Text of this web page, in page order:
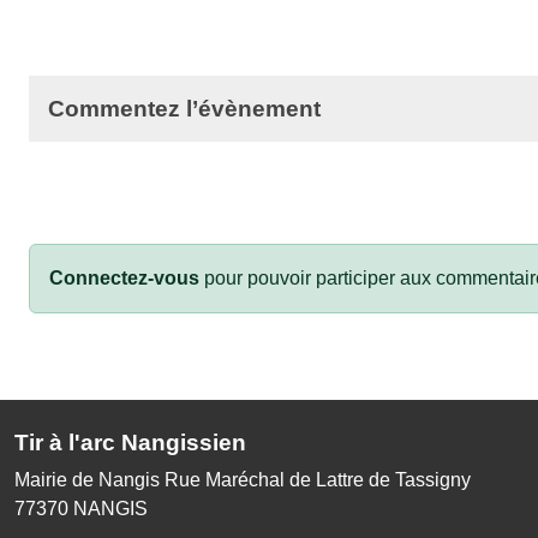
Commentez l’évènement
Connectez-vous pour pouvoir participer aux
Tir à l'arc Nangissien
Mairie de Nangis Rue Maréchal de Lattre de Tassigny
77370 NANGIS